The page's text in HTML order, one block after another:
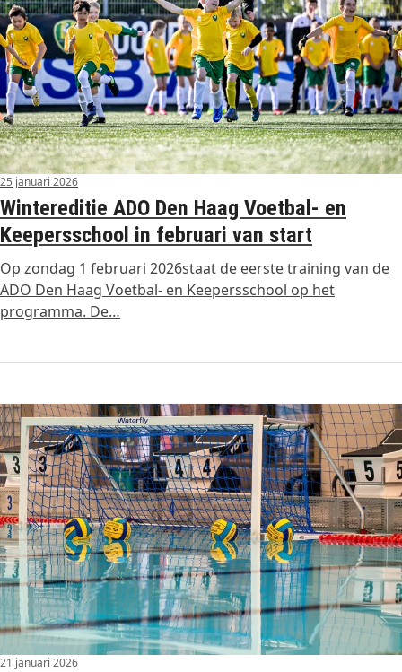
25 januari 2026
Wintereditie ADO Den Haag Voetbal- en
Keepersschool in februari van start
Op zondag 1 februari 2026staat de eerste training van de
ADO Den Haag Voetbal- en Keepersschool op het
programma. De…
21 januari 2026